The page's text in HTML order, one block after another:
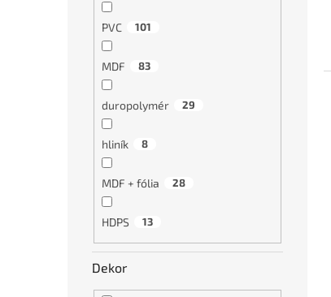
PVC 101
MDF 83
duropolymér 29
hliník 8
MDF + fólia 28
HDPS 13
Dekor